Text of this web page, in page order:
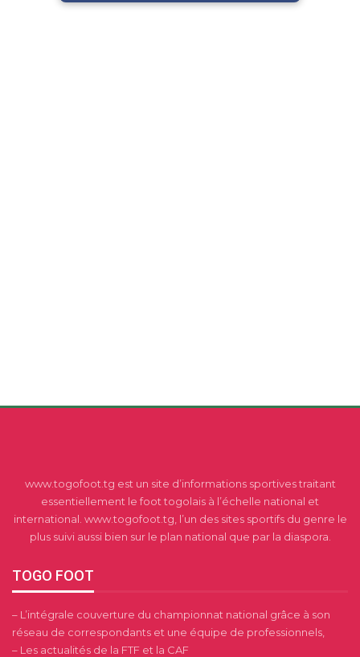
www.togofoot.tg est un site d’informations sportives traitant
essentiellement le foot togolais à l’échelle national et
international. www.togofoot.tg, l’un des sites sportifs du genre le
plus suivi aussi bien sur le plan national que par la diaspora.
TOGO FOOT
– L’intégrale couverture du championnat national grâce à son
réseau de correspondants et une équipe de professionnels,
– Les actualités de la FTF et la CAF